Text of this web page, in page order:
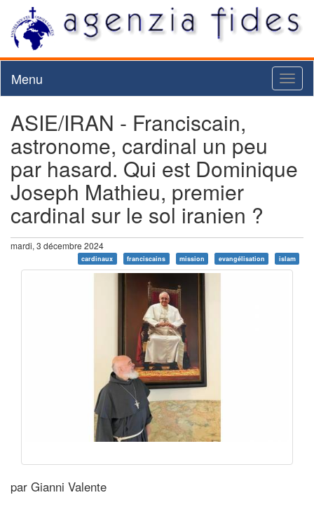
Menu
ASIE/IRAN - Franciscain,
astronome, cardinal un peu
par hasard. Qui est Dominique
Joseph Mathieu, premier
cardinal sur le sol iranien ?
mardi, 3 décembre 2024
cardinaux franciscains mission evangélisation islam
par Gianni Valente